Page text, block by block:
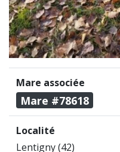
Mare associée
Mare #78618
Localité
Lentigny (42)